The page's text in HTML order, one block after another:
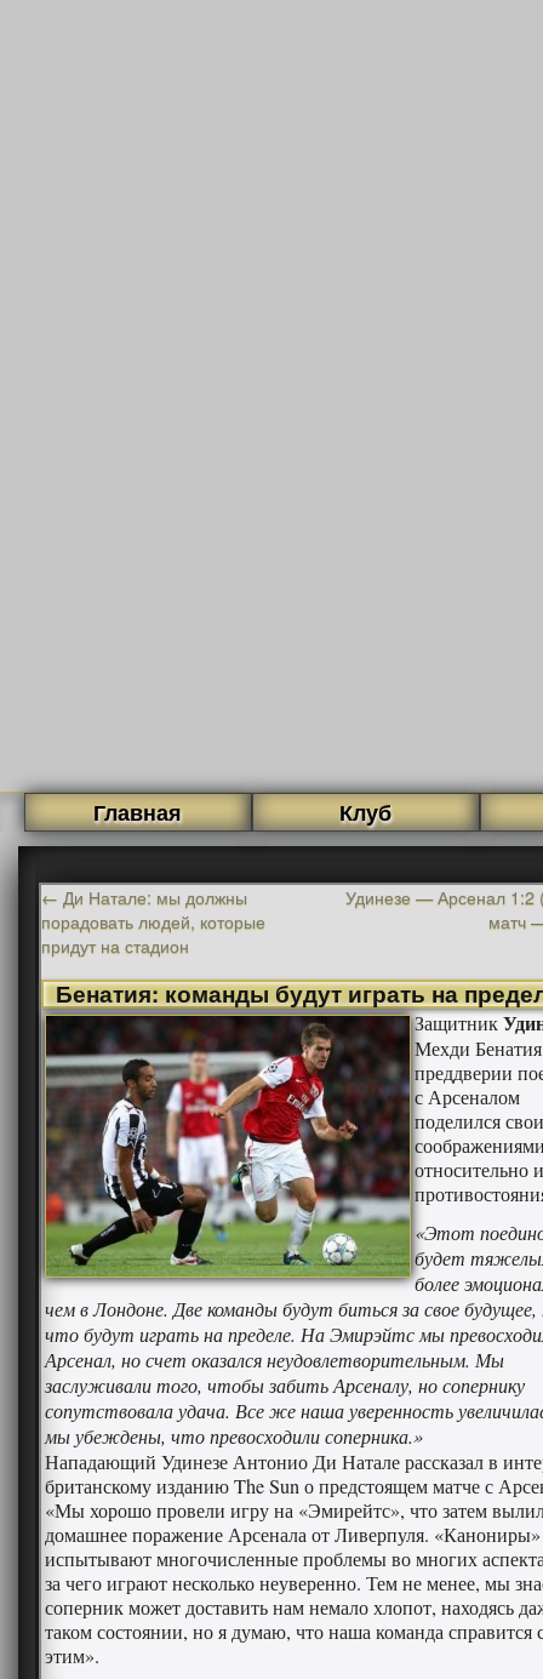
Главная Клуб
← Ди Натале: мы должны
порадовать людей, которые
придут на стадион
Удинезе — Арсенал 1:2
матч
Бенатия: команды будут играть на
Защитник
Мехди
преддверии
с Арсеналом
поделился
относительно
«Этот
будет
более
чем в Лондоне. Две команды будут биться за свое
что будут играть на пределе. На Эмирэйтс мы
Арсенал, но счет оказался неудовлетворительным. Мы
заслуживали того, чтобы забить Арсеналу, но сопернику
сопутствовала удача. Все же наша уверенность
мы убеждены, что превосходили соперника.»
Нападающий Удинезе Антонио Ди Натале рассказал в
британскому изданию The Sun о предстоящем матче с
«Мы хорошо провели игру на «Эмирейтс», что затем
домашнее поражение Арсенала от Ливерпуля. «Канониры»
испытывают многочисленные проблемы во многих
за чего играют несколько неуверенно. Тем не менее, мы
соперник может доставить нам немало хлопот, находясь
таком состоянии, но я думаю, что наша команда справится
этим».